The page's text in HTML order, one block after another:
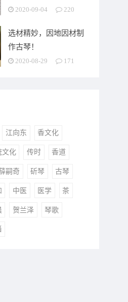
2020-09-04 220
选材精妙，因地因材制
作古琴！
2020-08-29 171
江向东 香文化
文化 传时 香道
嗣奇 斫琴 古琴
中医 医学 茶
贺兰泽 琴歌